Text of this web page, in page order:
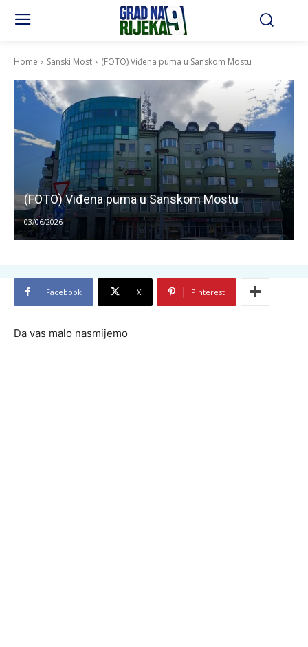
Home Sanski Most (FOTO) Viđena puma u Sanskom Mostu
(FOTO) Viđena puma u Sanskom Mostu
03/06/2026
Facebook X Pinterest
Da vas malo nasmijemo